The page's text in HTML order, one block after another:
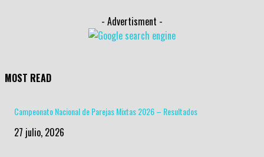
- Advertisment -
MOST READ
Campeonato Nacional de Parejas Mixtas 2026 – Resultados
27 julio, 2026